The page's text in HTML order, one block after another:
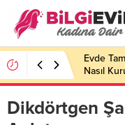
Evde
Nasıl
Dikdörtgen